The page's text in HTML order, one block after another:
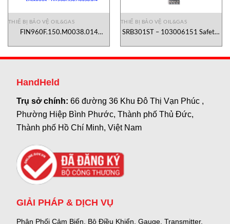
THIẾ BỊ BẢO VỆ OIL&GAS
FIN960F.150.M0038.014
THIẾ BỊ BẢO VỆ OIL&GAS
SRB301ST – 103006151 Safety-
Vietnam
HandHeld
Trụ sở chính:66 đường 36 Khu Đô Thị Vạn Phúc ,
Phường Hiệp Bình Phước, Thành phố Thủ Đức,
Thành phố Hồ Chí Minh, Việt Nam
GIẢI PHÁP & DỊCH VỤ
Phân Phối Cảm Biến, Bộ Điều Khiển, Gauge, Transmitter,